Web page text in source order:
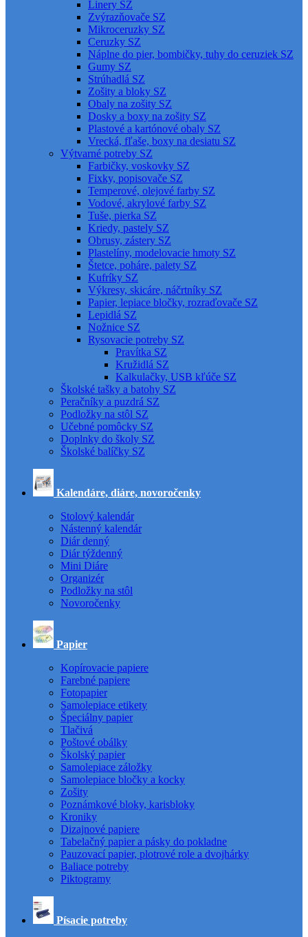
Linery SZ
Zvýrazňovače SZ
Mikroceruzky SZ
Ceruzky SZ
Náplne do pier, bombičky, tuhy do ceruziek SZ
Gumy SZ
Strúhadlá SZ
Zošity a bloky SZ
Obaly na zošity SZ
Dosky a boxy na zošity SZ
Plastové a kartónové obaly SZ
Vrecká, fľaše, boxy na desiatu SZ
Výtvarné potreby SZ
Farbičky, voskovky SZ
Fixky, popisovače SZ
Temperové, olejové farby SZ
Vodové, akrylové farby SZ
Tuše, pierka SZ
Kriedy, pastely SZ
Obrusy, zástery SZ
Plastelíny, modelovacie hmoty SZ
Štetce, poháre, palety SZ
Kufríky SZ
Výkresy, skicáre, náčrtníky SZ
Papier, lepiace bločky, rozraďovače SZ
Lepidlá SZ
Nožnice SZ
Rysovacie potreby SZ
Pravítka SZ
Kružidlá SZ
Kalkulačky, USB kľúče SZ
Školské tašky a batohy SZ
Peračníky a puzdrá SZ
Podložky na stôl SZ
Učebné pomôcky SZ
Doplnky do školy SZ
Školské balíčky SZ
Kalendáre, diáre, novoročenky
Stolový kalendár
Nástenný kalendár
Diár denný
Diár týždenný
Mini Diáre
Organizér
Podložky na stôl
Novoročenky
Papier
Kopírovacie papiere
Farebné papiere
Fotopapier
Samolepiace etikety
Špeciálny papier
Tlačivá
Poštové obálky
Školský papier
Samolepiace záložky
Samolepiace bločky a kocky
Zošity
Poznámkové bloky, karisbloky
Kroniky
Dizajnové papiere
Tabelačný papier a pásky do pokladne
Pauzovací papier, plotrové role a dvojhárky
Baliace potreby
Piktogramy
Písacie potreby